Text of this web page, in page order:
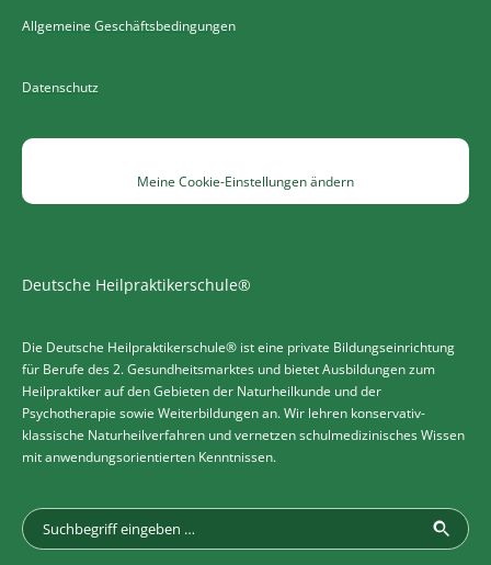
Allgemeine Geschäftsbedingungen
Datenschutz
Meine Cookie-Einstellungen ändern
Deutsche Heilpraktikerschule®
Die Deutsche Heilpraktikerschule® ist eine private Bildungseinrichtung
für Berufe des 2. Gesundheitsmarktes und bietet Ausbildungen zum
Heilpraktiker auf den Gebieten der Naturheilkunde und der
Psychotherapie sowie Weiterbildungen an. Wir lehren konservativ-
klassische Naturheilverfahren und vernetzen schulmedizinisches Wissen
mit anwendungsorientierten Kenntnissen.